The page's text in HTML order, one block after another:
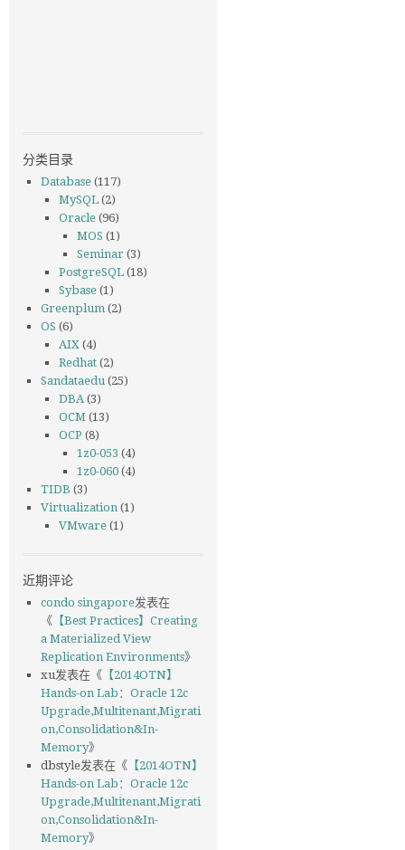
分类目录
Database (117)
MySQL (2)
Oracle (96)
MOS (1)
Seminar (3)
PostgreSQL (18)
Sybase (1)
Greenplum (2)
OS (6)
AIX (4)
Redhat (2)
Sandataedu (25)
DBA(3)
OCM (13)
OCP (8)
1z0-053 (4)
1z0-060 (4)
TIDB (3)
Virtualization (1)
VMware (1)
近期评论
condo singapore发表在
《 【Best Practices】Creating
a Materialized View
Replication Environments》
xu发表在《 【2014OTN】
Hands-on Lab：Oracle 12c
Upgrade,Multitenant,Migrati
on,Consolidation&In-
Memory》
dbstyle发表在《 【2014OTN】
Hands-on Lab：Oracle 12c
Upgrade,Multitenant,Migrati
on,Consolidation&In-
Memory》